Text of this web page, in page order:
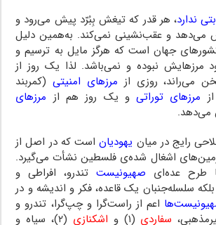
ندارد، هر قدر که تیغش بِبُرّد پیش می‌رود و
می‌دهد و عقب‌نشینی نمی‌کند. به‌همین دلیل
جهان است که هرگز مایل به ترسیم و
نبوده و نمی‌باشد. لذا یک روز از
می‌راند، روزی از مرزهای امنیتی(کمربند
مرزهای توراتیو یک روز هم از مرزهای
می‌دهد.
رایج در میان یهودیاناست که در اصل از
اشغال شده‌ی فلسطین نشأت می‌گیرد.
طرح عده‌ای صهیونیستتندرو، افراطی و
سلسله‌جنبان یک قاعده، فکر و اندیشه و در
اعم از راست‌گرا و چپ‌گرا، تندرو و
سفاردی (۱) و اشکنازی (۲)، سیاه و